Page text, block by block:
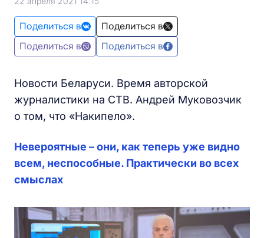
Поделиться в
Поделиться в
Поделиться в
Поделиться в
Новости Беларуси. Время авторской
журналистики на СТВ. Андрей Муковозчик
о том, что «Накипело».
Невероятные – они, как теперь уже видно
всем, неспособные. Практически во всех
смыслах